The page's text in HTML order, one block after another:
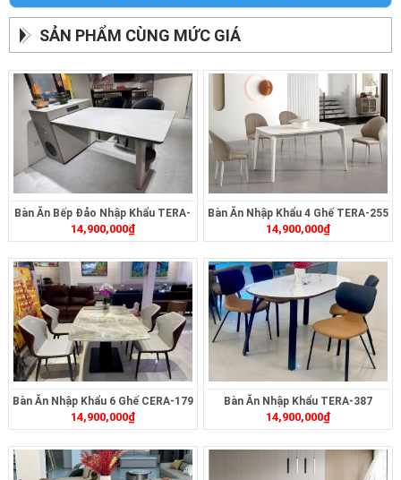
SẢN PHẨM CÙNG MỨC GIÁ
Bàn Ăn Bếp Đảo Nhập Khẩu TERA-
497
14,900,000₫
Bàn Ăn Nhập Khẩu 4 Ghế TERA-255
14,900,000₫
Bàn Ăn Nhập Khẩu 6 Ghế CERA-179
14,900,000₫
Bàn Ăn Nhập Khẩu TERA-387
14,900,000₫